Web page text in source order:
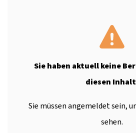
Sie haben aktuell keine
diesen
Sie müssen angemeldet sein,
sehen.